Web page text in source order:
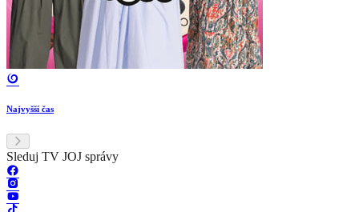
Najvyšší čas
Sleduj TV JOJ správy